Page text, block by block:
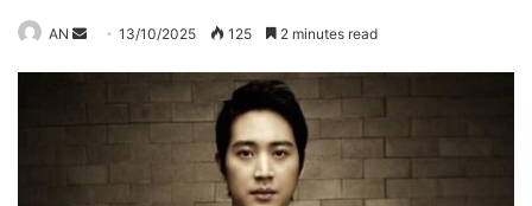
AN
Send13/10/2025 125 2 minutes read